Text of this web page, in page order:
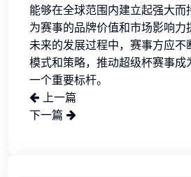
能够在全球范围内建立起强大而
为赛事的品牌价值和市场影响力
未来的发展过程中，赛事方应不
模式和策略，推动超级杯赛事成
一个重要标杆。
上一篇
下一篇